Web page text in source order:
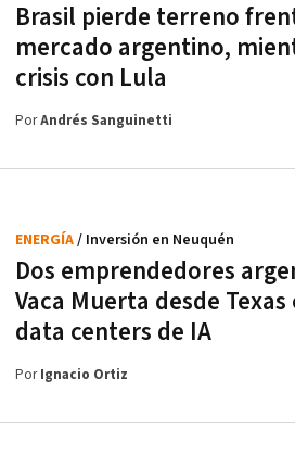
Brasil pierde terreno
mercado argentino,
crisis con Lula
PorAndrés Sanguinetti
Dos emprendedores
Vaca Muerta desde
data centers de IA
ENERGÍA/ Inversión en Neuquén
PorIgnacio Ortiz